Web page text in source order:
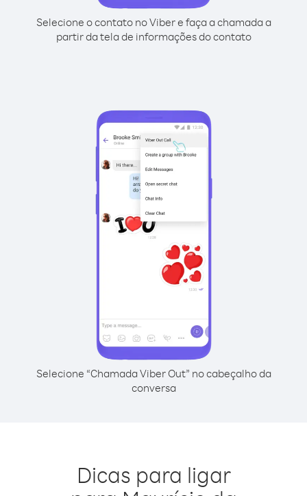
Selecione o contato no Viber e faça a chamada a
partir da tela de informações do contato
Selecione “Chamada Viber Out” no cabeçalho da
conversa
Dicas para ligar